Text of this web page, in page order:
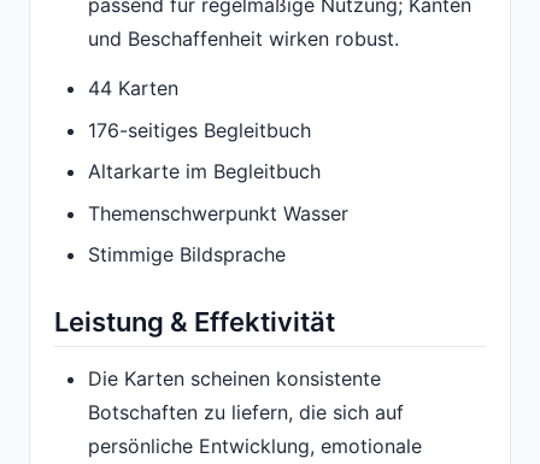
und Beschaffenheit wirken robust.
44 Karten
176-seitiges Begleitbuch
Altarkarte im Begleitbuch
Themenschwerpunkt Wasser
Stimmige Bildsprache
Leistung & Effektivität
Die Karten scheinen konsistente
Botschaften zu liefern, die sich auf
persönliche Entwicklung, emotionale